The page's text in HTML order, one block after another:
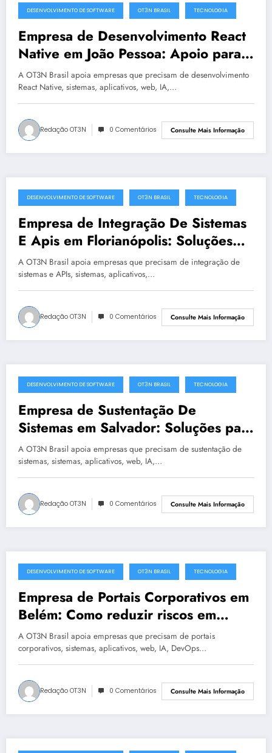
julho 9, 2025
DESENVOLVIMENTO DE SOFTWARE OT3N BRASIL TECNOLOGIA
Empresa de Desenvolvimento React
Native em João Pessoa: Apoio para
projetos atrasados ou críticos | OT3N
Brasil
A OT3N Brasil apoia empresas que precisam de desenvolvimento
React Native, sistemas, aplicativos, web, IA,…
Redação OT3N 0 Comentários Consulte Mais Informação
julho 6, 2025
DESENVOLVIMENTO DE SOFTWARE OT3N BRASIL TECNOLOGIA
Empresa de Integração De Sistemas
E Apis em Florianópolis: Soluções
para empresas que precisam evoluir
| OT3N Brasil
A OT3N Brasil apoia empresas que precisam de integração de
sistemas e APIs, sistemas, aplicativos,…
Redação OT3N 0 Comentários Consulte Mais Informação
julho 2, 2025
DESENVOLVIMENTO DE SOFTWARE OT3N BRASIL TECNOLOGIA
Empresa de Sustentação De
Sistemas em Salvador: Soluções para
empresas que precisam evoluir |
OT3N Brasil
A OT3N Brasil apoia empresas que precisam de sustentação de
sistemas, sistemas, aplicativos, web, IA,…
Redação OT3N 0 Comentários Consulte Mais Informação
julho 2, 2025
DESENVOLVIMENTO DE SOFTWARE OT3N BRASIL TECNOLOGIA
Empresa de Portais Corporativos em
Belém: Como reduzir riscos em
projetos de tecnologia | OT3N Brasil
A OT3N Brasil apoia empresas que precisam de portais
corporativos, sistemas, aplicativos, web, IA, DevOps…
Redação OT3N 0 Comentários Consulte Mais Informação